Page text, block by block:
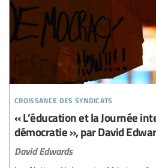
croissance des syndicats
« L’éducation et la Journée
démocratie », par David
David Edwards